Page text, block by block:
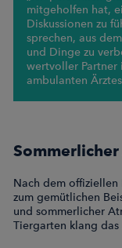
mitgeholfen hat,
Diskussionen zu
sprechen, aus
und Dinge zu
wertvoller
ambulanten
Nach dem
zum gemütlichen
und sommerlicher
Tiergarten klang